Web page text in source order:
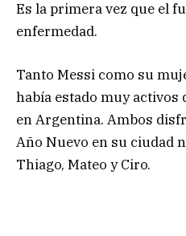
Es la primera vez que el
enfermedad.
Tanto Messi como su
había estado muy activos
en Argentina. Ambos
Año Nuevo en su ciudad
Thiago, Mateo y Ciro.